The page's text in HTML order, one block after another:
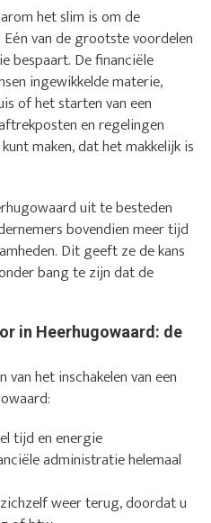
het slim is om de
van de grootste voordelen
bespaart. De financiële
ingewikkelde materie,
of het starten van een
en regelingen
maken, dat het makkelijk is
uit te besteden
bovendien meer tijd
Dit geeft ze de kans
bang te zijn dat de
in Heerhugowaard: de
het inschakelen van een
tijd en energie
administratie helemaal
weer terug, doordat u